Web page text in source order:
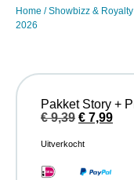
Home /Showbizz & Royalty
2026
Pakket Story +
€9,39 € 7,99
Uitverkocht